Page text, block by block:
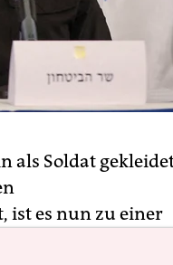
als Soldat
ist es nun zu einer